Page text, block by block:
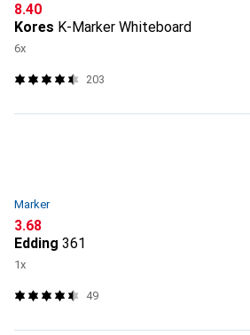
CHF
8.40
Kores K-Marker Whiteboard
6x
203
Marker
CHF
3.68
Edding 361
1x
49